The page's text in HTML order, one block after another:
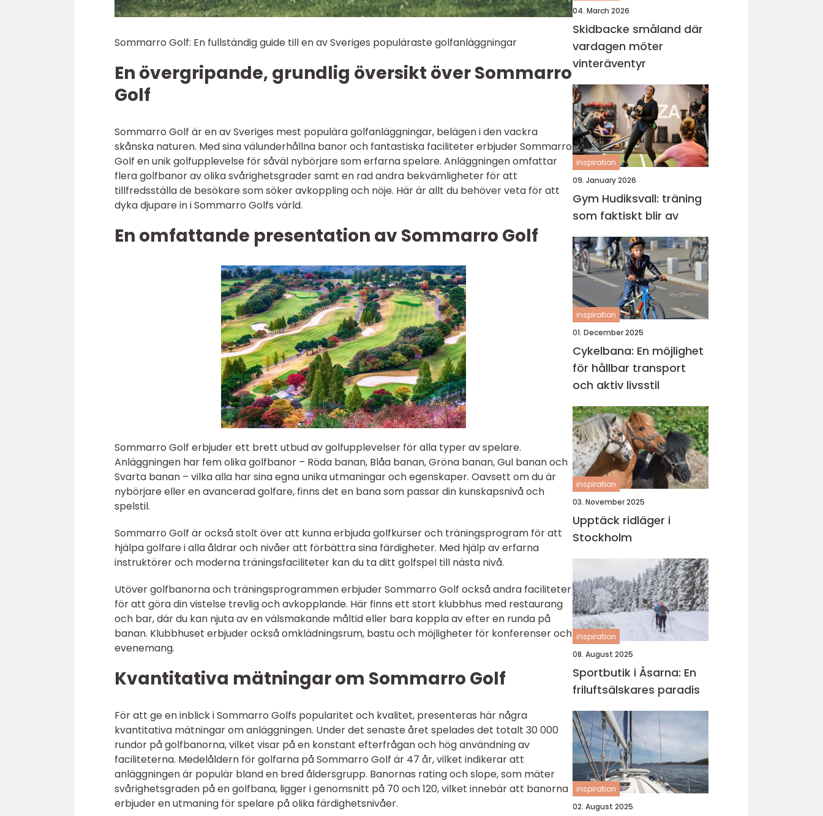
Sommarro Golf: En fullständig guide till en av Sveriges populäraste golfanläggningar
En övergripande, grundlig översikt över Sommarro
Golf
Sommarro Golf är en av Sveriges mest populära golfanläggningar, belägen i den vackra
skånska naturen. Med sina välunderhållna banor och fantastiska faciliteter erbjuder Sommarro
Golf en unik golfupplevelse för såväl nybörjare som erfarna spelare. Anläggningen omfattar
flera golfbanor av olika svårighetsgrader samt en rad andra bekvämligheter för att
tillfredsställa de besökare som söker avkoppling och nöje. Här är allt du behöver veta för att
dyka djupare in i Sommarro Golfs värld.
En omfattande presentation av Sommarro Golf
Sommarro Golf erbjuder ett brett utbud av golfupplevelser för alla typer av spelare.
Anläggningen har fem olika golfbanor – Röda banan, Blåa banan, Gröna banan, Gul banan och
Svarta banan – vilka alla har sina egna unika utmaningar och egenskaper. Oavsett om du är
nybörjare eller en avancerad golfare, finns det en bana som passar din kunskapsnivå och
spelstil.
Sommarro Golf är också stolt över att kunna erbjuda golfkurser och träningsprogram för att
hjälpa golfare i alla åldrar och nivåer att förbättra sina färdigheter. Med hjälp av erfarna
instruktörer och moderna träningsfaciliteter kan du ta ditt golfspel till nästa nivå.
Utöver golfbanorna och träningsprogrammen erbjuder Sommarro Golf också andra faciliteter
för att göra din vistelse trevlig och avkopplande. Här finns ett stort klubbhus med restaurang
och bar, där du kan njuta av en välsmakande måltid eller bara koppla av efter en runda på
banan. Klubbhuset erbjuder också omklädningsrum, bastu och möjligheter för konferenser och
evenemang.
Kvantitativa mätningar om Sommarro Golf
För att ge en inblick i Sommarro Golfs popularitet och kvalitet, presenteras här några
kvantitativa mätningar om anläggningen. Under det senaste året spelades det totalt 30 000
rundor på golfbanorna, vilket visar på en konstant efterfrågan och hög användning av
faciliteterna. Medelåldern för golfarna på Sommarro Golf är 47 år, vilket indikerar att
anläggningen är populär bland en bred åldersgrupp. Banornas rating och slope, som mäter
svårighetsgraden på en golfbana, ligger i genomsnitt på 70 och 120, vilket innebär att banorna
erbjuder en utmaning för spelare på olika färdighetsnivåer.
04. March 2026
Skidbacke småland där
vardagen möter
vinteräventyr
inspiration
09. January 2026
Gym Hudiksvall: träning
som faktiskt blir av
inspiration
01. December 2025
Cykelbana: En möjlighet
för hållbar transport
och aktiv livsstil
inspiration
03. November 2025
Upptäck ridläger i
Stockholm
inspiration
08. August 2025
Sportbutik i Åsarna: En
friluftsälskares paradis
inspiration
02. August 2025